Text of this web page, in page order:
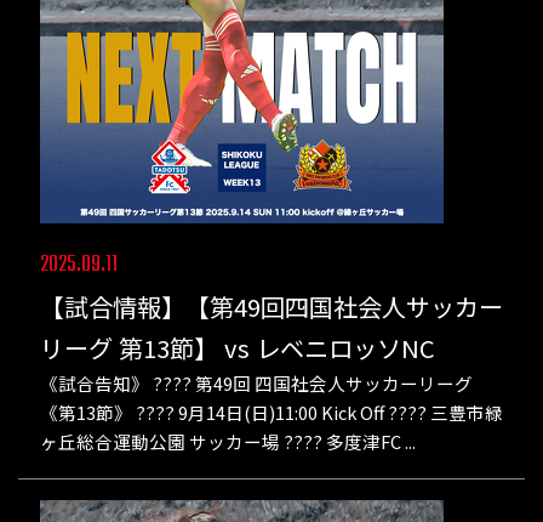
2025.09.11
【試合情報】【第49回四国社会人サッカー
リーグ 第13節】 vs レベニロッソNC
《試合告知》 ???? 第49回 四国社会人サッカーリーグ
《第13節》 ???? 9月14日(日)11:00 Kick Off ???? 三豊市緑
ヶ丘総合運動公園 サッカー場 ???? 多度津FC ...